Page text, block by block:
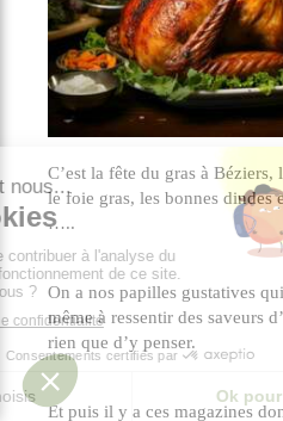
C’est la fête du gras à
le foie gras, les bonnes dindes
…..
On a nos papilles gustatives
même à ressentir des saveurs
rien que d’y penser.
Et puis il y a ces magazines